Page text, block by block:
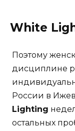
White
Поэтому
дисциплине
России в
Lighting
остальных